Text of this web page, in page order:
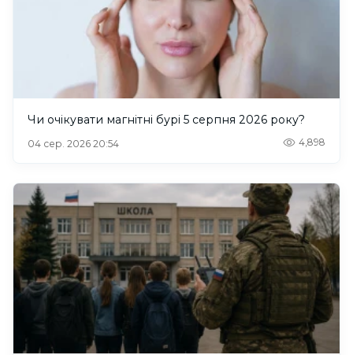
Чи очікувати магнітні бурі 5 серпня 2026 року?
04 сер. 2026 20:54 4,898